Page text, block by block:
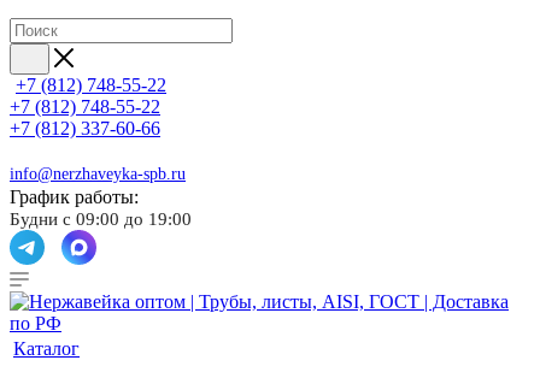
+7 (812) 748-55-22
+7 (812) 748-55-22
+7 (812) 337-60-66
info@nerzhaveyka-spb.ru
График работы:
Будни с 09:00 до 19:00
Каталог